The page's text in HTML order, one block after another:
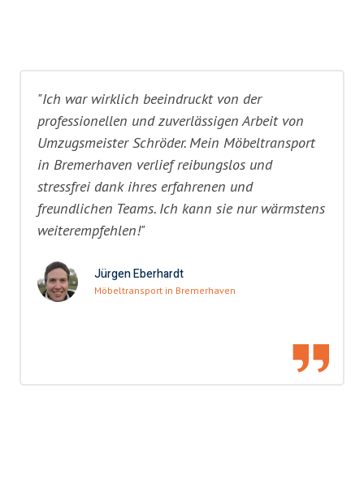
"Ich war wirklich beeindruckt von der
professionellen und zuverlässigen Arbeit von
Umzugsmeister Schröder. Mein Möbeltransport
in Bremerhaven verlief reibungslos und
stressfrei dank ihres erfahrenen und
freundlichen Teams. Ich kann sie nur wärmstens
weiterempfehlen!"
Jürgen Eberhardt
Möbeltransport in Bremerhaven